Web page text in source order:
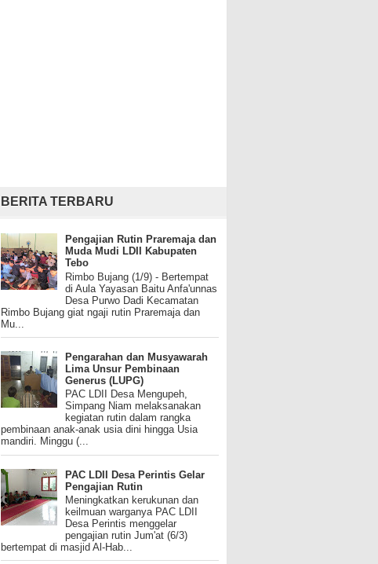
BERITA TERBARU
Pengajian Rutin Praremaja dan
Muda Mudi LDII Kabupaten
Tebo
Rimbo Bujang (1/9) - Bertempat
di Aula Yayasan Baitu Anfa'unnas
Desa Purwo Dadi Kecamatan
Rimbo Bujang giat ngaji rutin Praremaja dan
Mu...
Pengarahan dan Musyawarah
Lima Unsur Pembinaan
Generus (LUPG)
PAC LDII Desa Mengupeh,
Simpang Niam melaksanakan
kegiatan rutin dalam rangka
pembinaan anak-anak usia dini hingga Usia
mandiri. Minggu (...
PAC LDII Desa Perintis Gelar
Pengajian Rutin
Meningkatkan kerukunan dan
keilmuan warganya PAC LDII
Desa Perintis menggelar
pengajian rutin Jum'at (6/3)
bertempat di masjid Al-Hab...